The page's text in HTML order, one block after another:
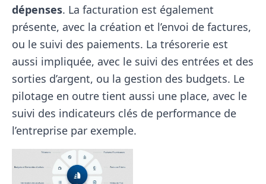
dépenses. La facturation est également
présente, avec la création et l’envoi de factures,
ou le suivi des paiements. La trésorerie est
aussi impliquée, avec le suivi des entrées et des
sorties d’argent, ou la gestion des budgets. Le
pilotage en outre tient aussi une place, avec le
suivi des indicateurs clés de performance de
l’entreprise par exemple.